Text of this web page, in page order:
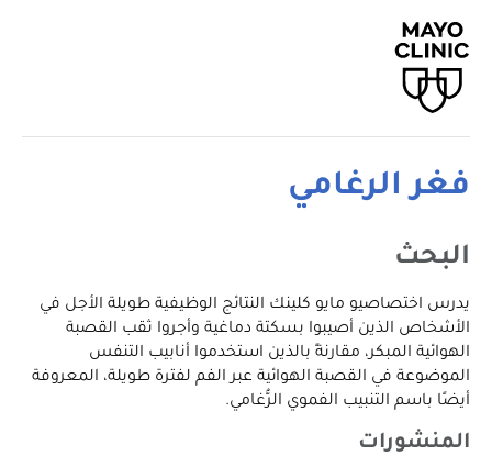
فغر الرغامي
البحث
يدرس اختصاصيو مايو كلينك النتائج الوظيفية طويلة الأجل في
الأشخاص الذين أصيبوا بسكتة دماغية وأجروا ثقب القصبة
الهوائية المبكر، مقارنةً بالذين استخدموا أنابيب التنفس
الموضوعة في القصبة الهوائية عبر الفم لفترة طويلة، المعروفة
أيضًا باسم التنبيب الفموي الرُّغامي.
المنشورات